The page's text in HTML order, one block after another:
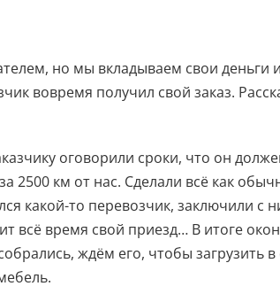
но мы вкладываем свои деньги
вовремя получил свой заказ.
оговорили сроки, что он
2500 км от нас. Сделали всё как
какой-то перевозчик, заключили с
всё время свой приезд… В итоге
ждём его, чтобы загрузить